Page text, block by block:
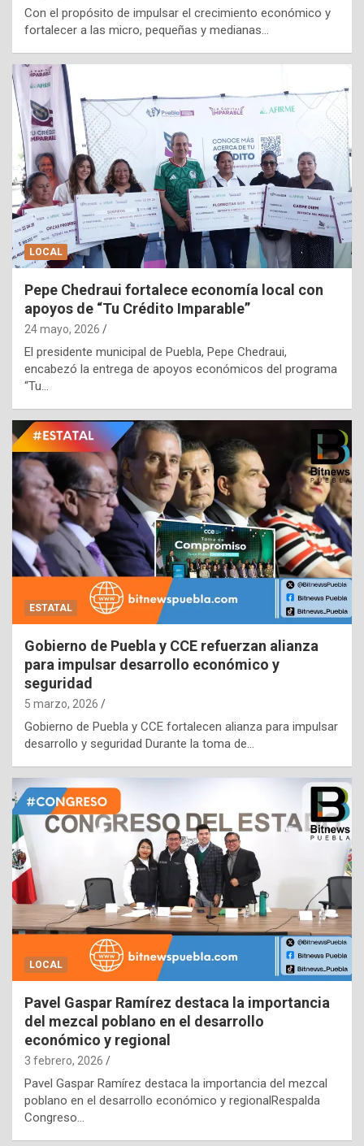
Con el propósito de impulsar el crecimiento económico y
fortalecer a las micro, pequeñas y medianas…
LOCAL
Pepe Chedraui fortalece economía local con
apoyos de “Tu Crédito Imparable”
24 mayo, 2026
El presidente municipal de Puebla, Pepe Chedraui,
encabezó la entrega de apoyos económicos del programa
“Tu…
ESTATAL
Gobierno de Puebla y CCE refuerzan alianza
para impulsar desarrollo económico y
seguridad
5 marzo, 2026
Gobierno de Puebla y CCE fortalecen alianza para impulsar
desarrollo y seguridad Durante la toma de…
LOCAL
Pavel Gaspar Ramírez destaca la importancia
del mezcal poblano en el desarrollo
económico y regional
3 febrero, 2026
Pavel Gaspar Ramírez destaca la importancia del mezcal
poblano en el desarrollo económico y regionalRespalda
Congreso…